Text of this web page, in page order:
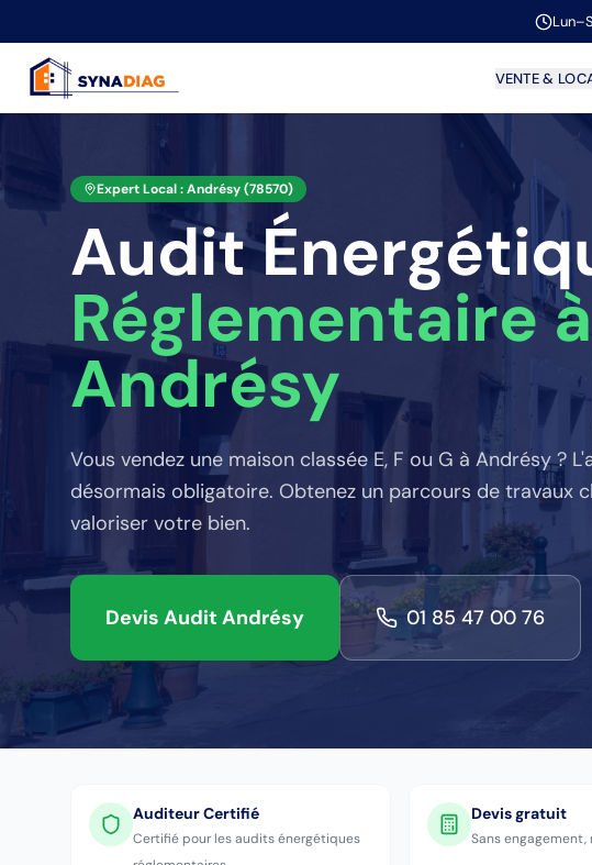
VENTE &
Expert Local :Andrésy(78570)
Audit
Réglementaireà
Andrésy
Vous vendez une maison classée E, F ou G à Andrésy?
désormais obligatoire. Obtenez un parcours de travaux
valoriser votre bien.
Devis Audit Andrésy 01 85 47 00 76
Auditeur Certifié
Certifié pour les audits énergétiques
Devis gratuit
Sans